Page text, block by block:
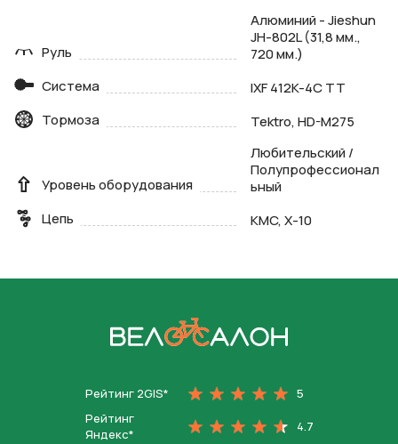
Руль
Алюминий - Jieshun
JH-802L (31,8 мм.,
720 мм.)
Система
IXF 412K-4C TT
Тормоза
Tektro, HD-M275
Уровень оборудования
Любительский /
Полупрофессионал
ьный
Цепь
KMC, X-10
Рейтинг 2GIS*
5
Рейтинг
Яндекс*
4.7